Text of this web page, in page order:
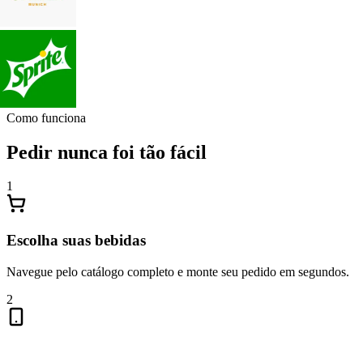
Como funciona
Pedir nunca foi tão fácil
1
Escolha suas bebidas
Navegue pelo catálogo completo e monte seu pedido em segundos.
2